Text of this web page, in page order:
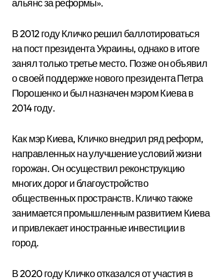
альянс за реформы».
В 2012 году Кличко решил баллотироваться
на пост президента Украины, однако в итоге
занял только третье место. Позже он объявил
о своей поддержке нового президента Петра
Порошенко и был назначен мэром Киева в
2014 году.
Как мэр Киева, Кличко внедрил ряд реформ,
направленных на улучшение условий жизни
горожан. Он осуществил реконструкцию
многих дорог и благоустройство
общественных пространств. Кличко также
занимается промышленным развитием Киева
и привлекает иностранные инвестиции в
город.
В 2020 году Кличко отказался от участия в